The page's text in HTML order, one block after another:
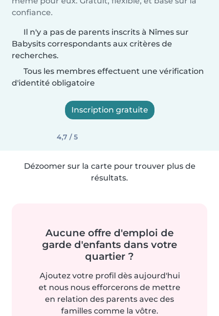
confiance.
Il n'y a pas de parents inscrits à Nîmes sur
Babysits correspondants aux critères de
recherches.
Tous les membres effectuent une vérification
d'identité obligatoire
Inscription gratuite
4,7 / 5
Dézoomer sur la carte pour trouver plus de
résultats.
Aucune offre d'emploi de
garde d'enfants dans votre
quartier ?
Ajoutez votre profil dès aujourd'hui
et nous nous efforcerons de mettre
en relation des parents avec des
familles comme la vôtre.